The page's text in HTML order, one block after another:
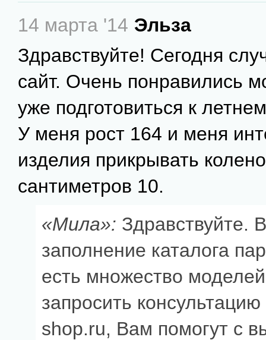
14 марта '14 Эльза
Здравствуйте! Сегодня
сайт. Очень понравились
уже подготовиться к
У меня рост 164 и меня
изделия прикрывать
сантиметров 10.
«Мила»: Здравствуйте.
заполнение каталога
есть множество
запросить
shop.ru, Вам помогут с